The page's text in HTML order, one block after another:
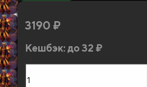
3190 ₽
Кешбэк: до 32 ₽
товара